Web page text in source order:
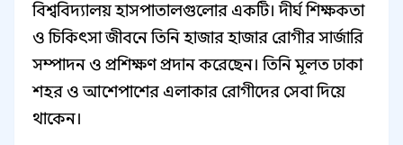
বিশ্ববিদ্যালয় হাসপাতালগুলোর একটি। দীর্ঘ শিক্ষকতা
ও চিকিৎসা জীবনে তিনি হাজার হাজার রোগীর সার্জারি
সম্পাদন ও প্রশিক্ষণ প্রদান করেছেন। তিনি মূলত ঢাকা
শহর ও আশেপাশের এলাকার রোগীদের সেবা দিয়ে
থাকেন।